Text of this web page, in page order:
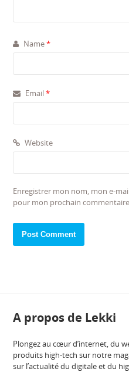
Name*
Email*
Website
Enregistrer mon nom, mon e-
pour mon prochain
A propos de Lekki
Plongez au cœur d’internet, du
produits high-tech sur notre
sur l’actualité du digitale et du